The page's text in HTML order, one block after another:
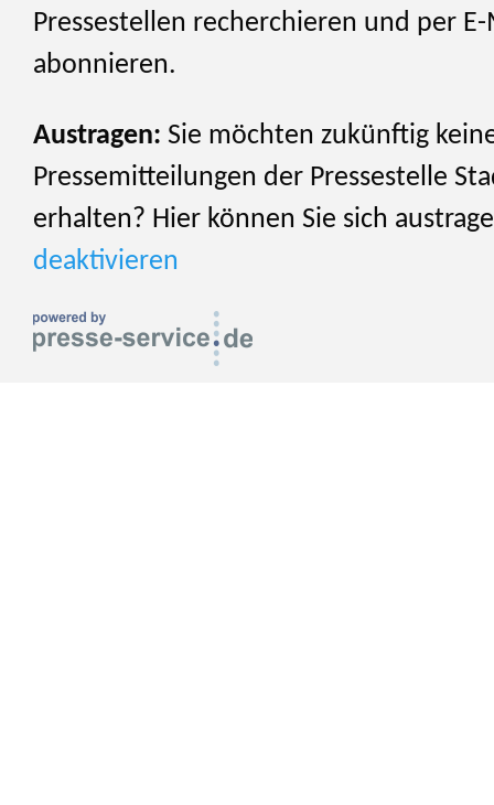
Pressestellen recherchieren und per
abonnieren.
Austragen: Sie möchten zukünftig
Pressemitteilungen der Pressestelle
erhalten? Hier können Sie sich
deaktivieren